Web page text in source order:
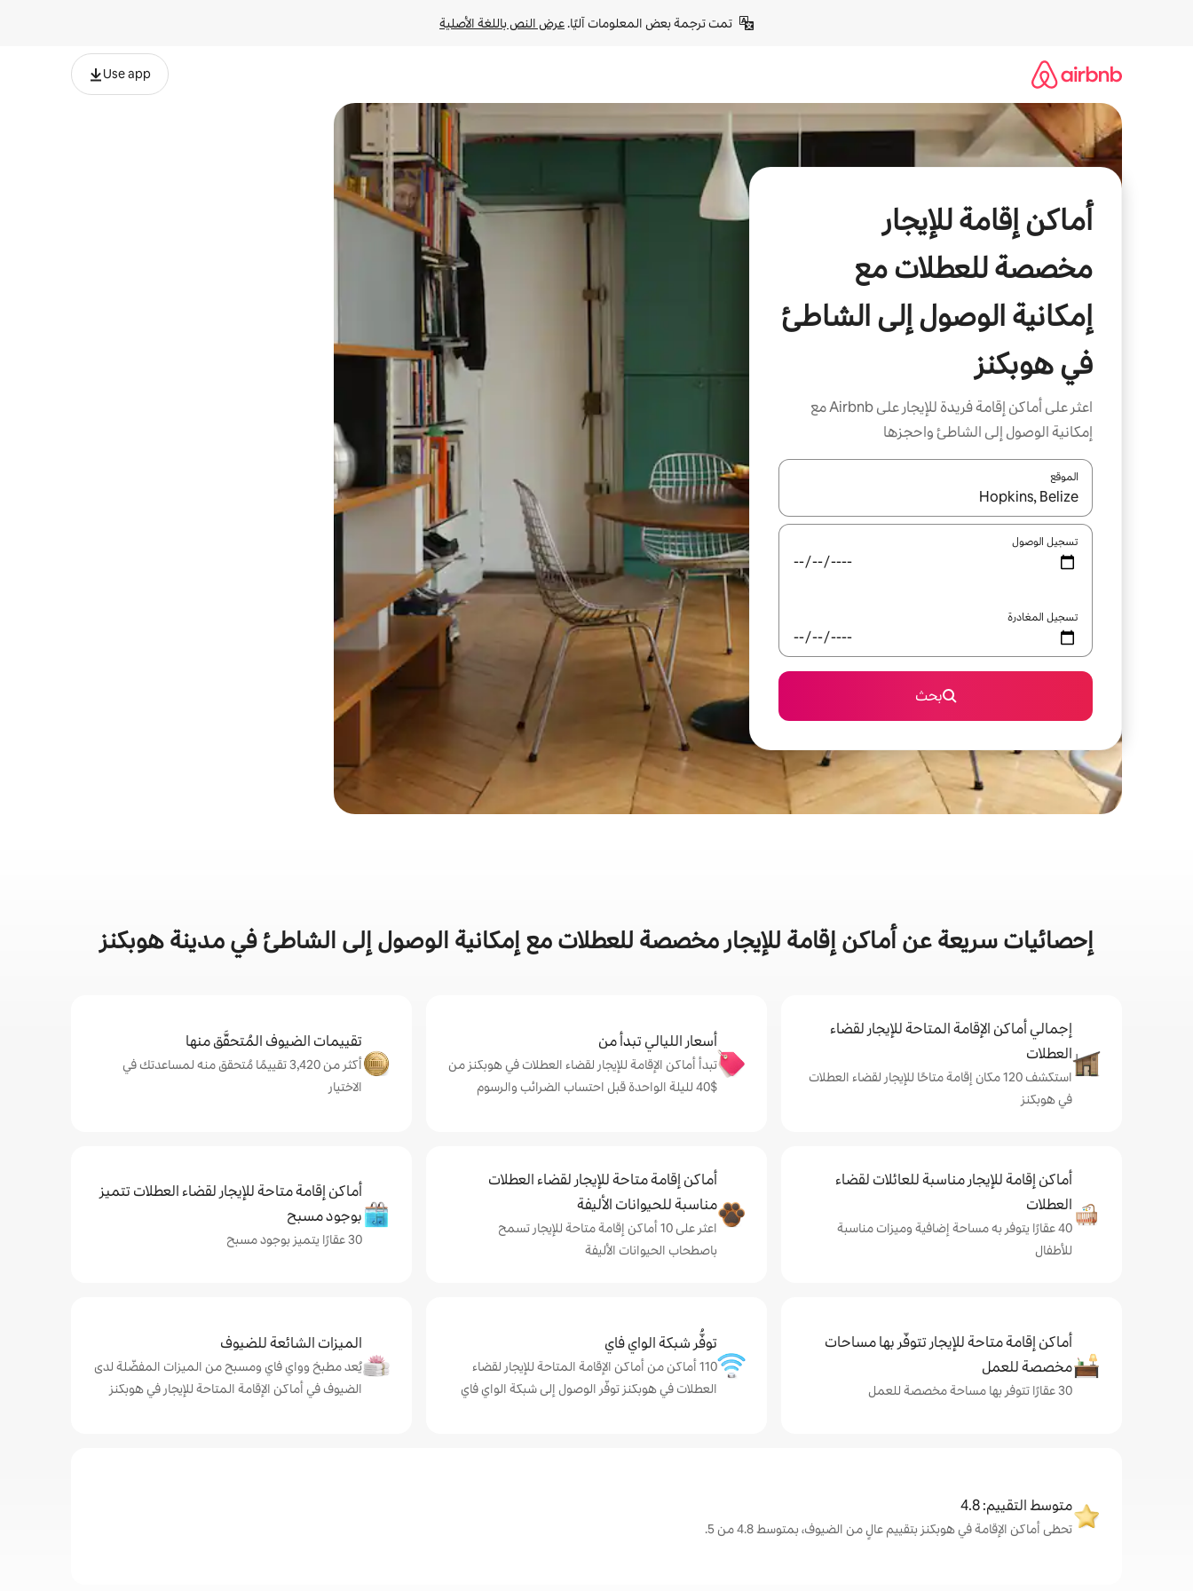
تمت ترجمة بعض المعلومات آليًا. عرض النص باللغة الأصلية
Use app
أماكن إقامة للإيجار
مخصصة للعطلات مع
إمكانية الوصول إلى الشاطئ
في هوبكنز
اعثر على أماكن إقامة فريدة للإيجار على Airbnb مع
إمكانية الوصول إلى الشاطئ واحجزها
الموقع
عند توفر النتائج، انتقل باستخدام السهمين لأعلى ولأسفل أو استكشف عن طريق اللمس أو السحب.
تسجيل الوصول
تسجيل المغادرة
بحث
إحصائيات سريعة عن أماكن إقامة للإيجار مخصصة للعطلات مع إمكانية الوصول إلى الشاطئ في مدينة هوبكنز
إجمالي أماكن الإقامة المتاحة للإيجار لقضاء
العطلات
استكشف 120 مكان إقامة متاحًا للإيجار لقضاء العطلات
في هوبكنز
أسعار الليالي تبدأ من
تبدأ أماكن الإقامة للإيجار لقضاء العطلات في هوبكنز من
$‏40 لليلة الواحدة قبل احتساب الضرائب والرسوم
تقييمات الضيوف المُتحقَّق منها
أكثر من 3,420 تقييمًا مُتحقق منه لمساعدتك في
الاختيار
أماكن إقامة للإيجار مناسبة للعائلات لقضاء
العطلات
40 عقارًا يتوفر به مساحة إضافية وميزات مناسبة
للأطفال
أماكن إقامة متاحة للإيجار لقضاء العطلات
مناسبة للحيوانات الأليفة
اعثر على 10 أماكن إقامة متاحة للإيجار تسمح
باصطحاب الحيوانات الأليفة
أماكن إقامة متاحة للإيجار لقضاء العطلات تتميز
بوجود مسبح
30 عقارًا يتميز بوجود مسبح
أماكن إقامة متاحة للإيجار تتوفّر بها مساحات
مخصصة للعمل
30 عقارًا تتوفر بها مساحة مخصصة للعمل
توفُّر شبكة الواي فاي
110 أماكن من أماكن الإقامة المتاحة للإيجار لقضاء
العطلات في هوبكنز توفّر الوصول إلى شبكة الواي فاي
الميزات الشائعة للضيوف
يُعد مطبخ وواي فاي ومسبح من الميزات المفضّلة لدى
الضيوف في أماكن الإقامة المتاحة للإيجار في هوبكنز
متوسط التقييم: 4.8
تحظى أماكن الإقامة في هوبكنز بتقييم عالٍ من الضيوف، بمتوسط 4.8 من 5.